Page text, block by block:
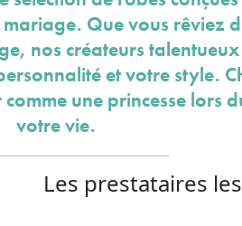
Que vous rêviez
nos créateurs
et votre style.
une princesse lors
votre vie.
Les prestataires